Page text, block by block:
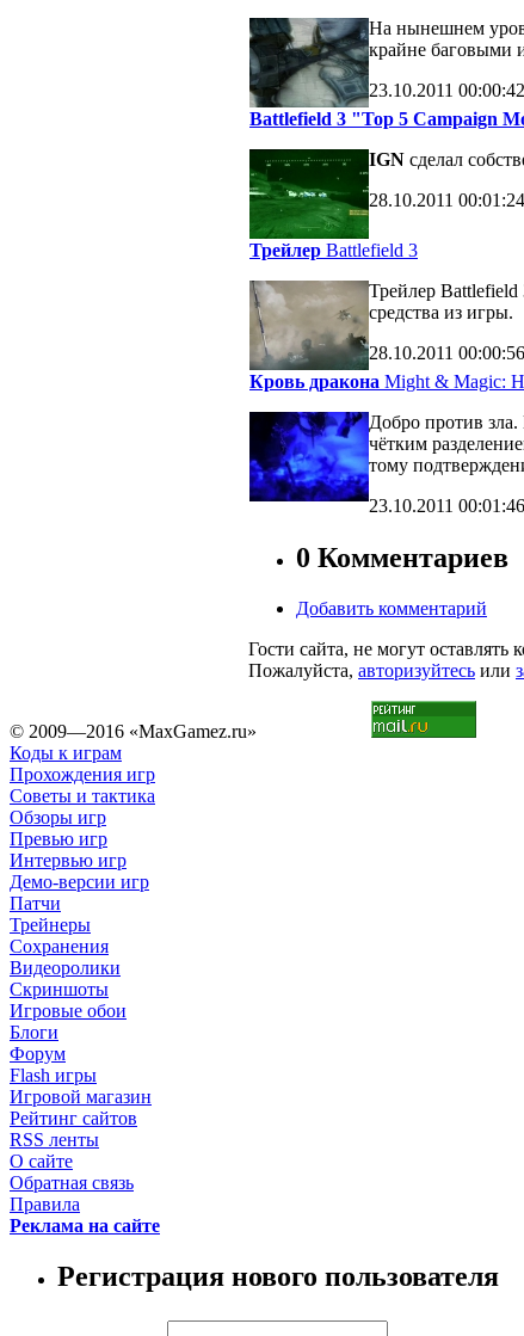
На нынешнем
крайне баговыми
23.10.2011 00:00:42
Battlefield 3 "Top 5 Campaign
IGN сделал
28.10.2011 00:01:24
Трейлер Battlefield 3
Трейлер
средства из игры.
28.10.2011 00:00:56
Кровь дракона Might & Magic:
Добро против
чётким
тому
23.10.2011 00:01:46
0 Комментариев
Добавить комментарий
Гости сайта, не могут оставлять
Пожалуйста, авторизуйтесь или
© 2009—2016 «MaxGamez.ru»
Коды к играм
Прохождения игр
Советы и тактика
Обзоры игр
Превью игр
Интервью игр
Демо-версии игр
Патчи
Трейнеры
Сохранения
Видеоролики
Скриншоты
Игровые обои
Блоги
Форум
Flash игры
Игровой магазин
Рейтинг сайтов
RSS ленты
О сайте
Обратная связь
Правила
Реклама на сайте
Регистрация нового пользователя